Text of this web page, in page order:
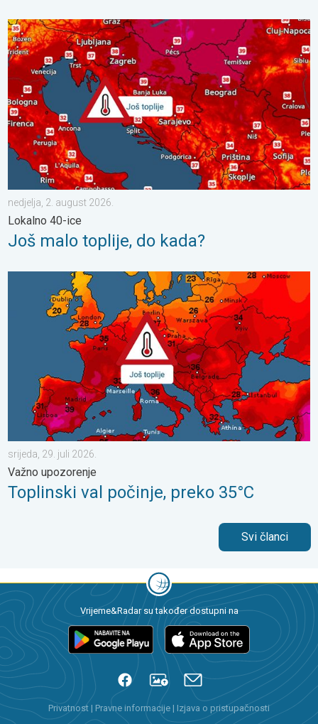
Još malo toplije, do kada?. Lokalno 40-ice. . . nedjelja, 2.
nedjelja, 2. august 2026.
Lokalno 40-ice
Još malo toplije, do kada?
Toplinski val počinje, preko 35°C. Važno upozorenje. . .
srijeda, 29. juli 2026.
Važno upozorenje
Toplinski val počinje, preko 35°C
Svi članci
Vrijeme&Radar su također dostupni na
Privatnost | Pravne informacije | Izjava o pristupačnosti